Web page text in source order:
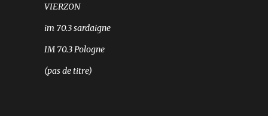
VIERZON
im 70.3 sardaigne
IM 70.3 Pologne
(pas de titre)